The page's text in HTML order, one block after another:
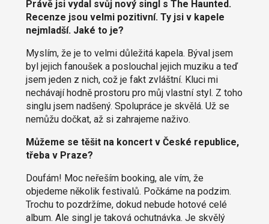
Právě jsi vydal svůj nový singl s The Haunted.
Recenze jsou velmi pozitivní. Ty jsi v kapele
nejmladší. Jaké to je?
Myslím, že je to velmi důležitá kapela. Býval jsem
byl jejich fanoušek a poslouchal jejich muziku a teď
jsem jeden z nich, což je fakt zvláštní. Kluci mi
nechávají hodně prostoru pro můj vlastní styl. Z toho
singlu jsem nadšený. Spolupráce je skvělá. Už se
nemůžu dočkat, až si zahrajeme naživo.
Můžeme se těšit na koncert v České republice,
třeba v Praze?
Doufám! Moc neřeším booking, ale vím, že
objedeme několik festivalů. Počkáme na podzim.
Trochu to pozdržíme, dokud nebude hotové celé
album. Ale singl je taková ochutnávka. Je skvělý